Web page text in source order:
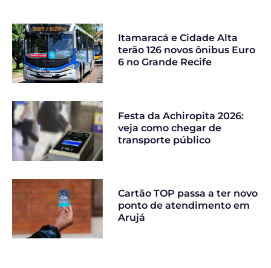
Itamaracá e Cidade Alta
terão 126 novos ônibus Euro
6 no Grande Recife
Festa da Achiropita 2026:
veja como chegar de
transporte público
Cartão TOP passa a ter novo
ponto de atendimento em
Arujá